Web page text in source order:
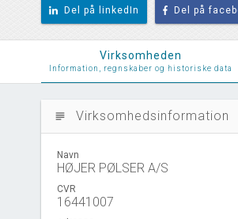
Del på linkedIn Del på
Virksomheden
Information, regnskaber og historiske data
subject Virksomhedsinformation
Navn
HØJER PØLSER A/S
CVR
16441007